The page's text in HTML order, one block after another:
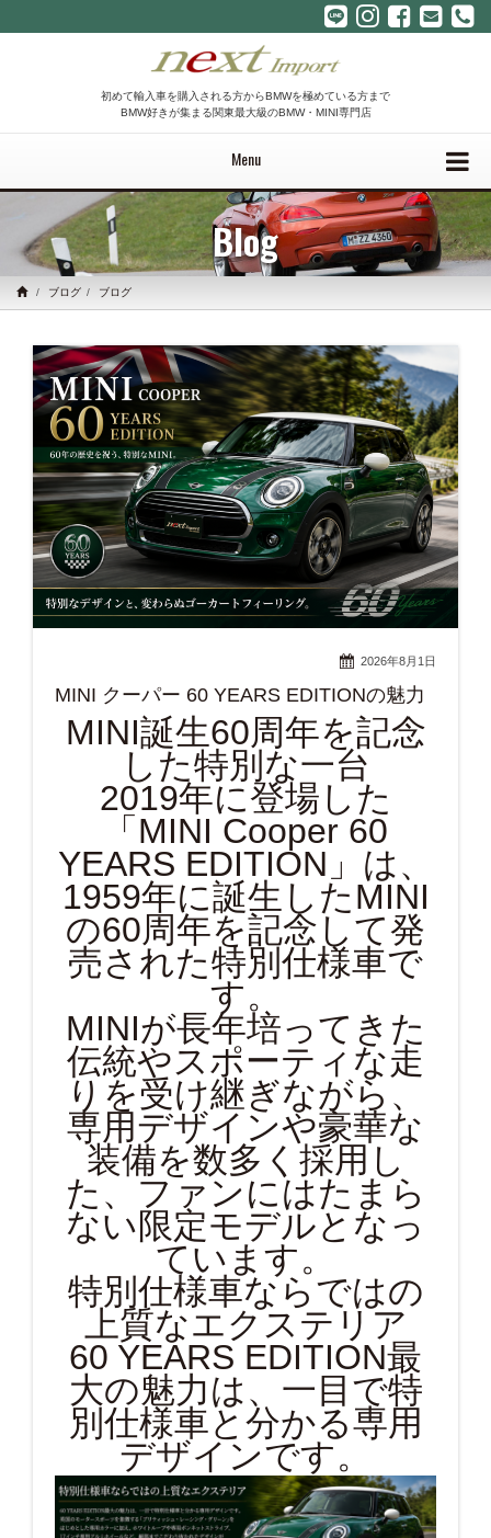
初めて輸入車を購入される方からBMWを極めている方まで
BMW好きが集まる関東最大級のBMW・MINI専門店
Menu
Blog
ブログ ブログ
2026年8月1日
MINI クーパー 60 YEARS EDITIONの魅力
MINI誕生60周年を記念
した特別な一台
2019年に登場した
「MINI Cooper 60
YEARS EDITION」は、
1959年に誕生したMINI
の60周年を記念して発
売された特別仕様車で
す。
MINIが長年培ってきた
伝統やスポーティな走
りを受け継ぎながら、
専用デザインや豪華な
装備を数多く採用し
た、ファンにはたまら
ない限定モデルとなっ
ています。
特別仕様車ならではの
上質なエクステリア
60 YEARS EDITION最
大の魅力は、一目で特
別仕様車と分かる専用
デザインです。